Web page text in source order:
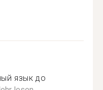
язык до